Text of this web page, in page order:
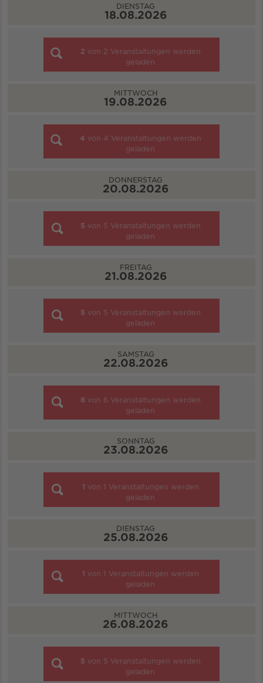
DIENSTAG
18.08.2026
2 von 2 Veranstaltungen werden
geladen
MITTWOCH
19.08.2026
4 von 4 Veranstaltungen werden
geladen
DONNERSTAG
20.08.2026
5 von 5 Veranstaltungen werden
geladen
FREITAG
21.08.2026
5 von 5 Veranstaltungen werden
geladen
SAMSTAG
22.08.2026
6 von 6 Veranstaltungen werden
geladen
SONNTAG
23.08.2026
1 von 1 Veranstaltungen werden
geladen
DIENSTAG
25.08.2026
1 von 1 Veranstaltungen werden
geladen
MITTWOCH
26.08.2026
5 von 5 Veranstaltungen werden
geladen